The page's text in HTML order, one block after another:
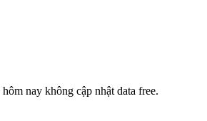
nay không cập nhật data free.